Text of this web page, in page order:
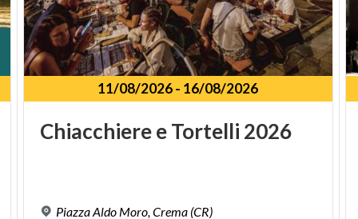
11/08/2026- 16/08/2026
ChiacchiereeTortelli 2026
PiazzaAldo Moro, Crema (CR)